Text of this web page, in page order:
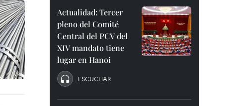
Actualidad: Tercer
pleno del Comité
Central del PCV del
XIV mandato tiene
lugar en Hanoi
ESCUCHAR